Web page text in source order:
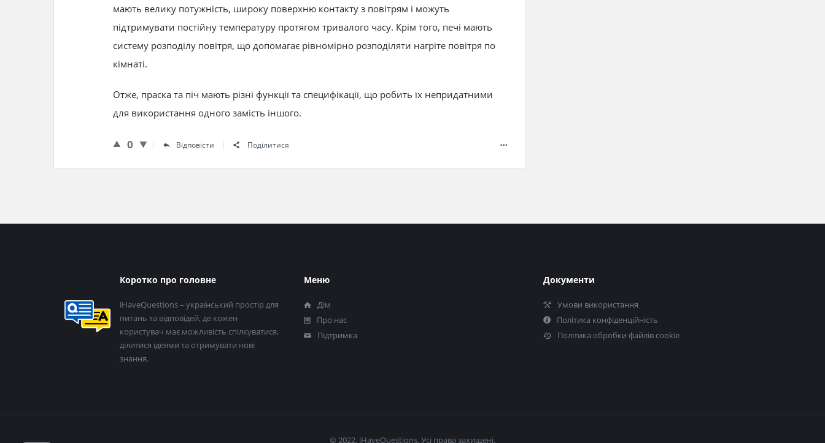
мають велику потужність, широку поверхню контакту з повітрям і можуть
підтримувати постійну температуру протягом тривалого часу. Крім того, печі мають
систему розподілу повітря, що допомагає рівномірно розподіляти нагріте повітря по
кімнаті.
Отже, праска та піч мають різні функції та специфікації, що робить їх непридатними
для використання одного замість іншого.
0 Відповісти Поділитися
колонтитул
Коротко про головне
iHaveQuestions – український простір для
питань та відповідей, де кожен
користувач має можливість спілкуватися,
ділитися ідеями та отримувати нові
знання.
Меню
Дім
Про нас
Підтримка
Документи
Умови використання
Політика конфіденційність
Політика обробки файлів cookie
© 2022, iHaveQuestions. Усі права захищені.